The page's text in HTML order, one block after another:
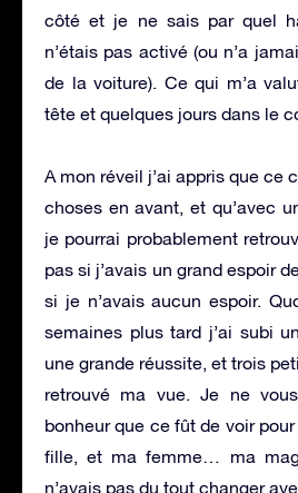
côté et je ne sais par quel
n’étais pas activé (ou n’a
de la voiture). Ce qui m’a
tête et quelques jours dans le
A mon réveil j’ai appris que ce
choses en avant, et qu’avec
je pourrai probablement
pas si j’avais un grand espoir
si je n’avais aucun espoir.
semaines plus tard j’ai subi
une grande réussite, et trois
retrouvé ma vue. Je ne
bonheur que ce fût de voir
fille, et ma femme… ma
n’avais pas du tout changer